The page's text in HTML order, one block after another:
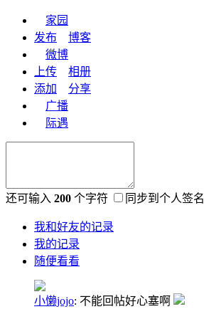
家园
发布
博客
微博
上传
相册
添加
分享
广播
际遇
还可输入 200 个字符 同步到个人签名
我和好友的记录
我的记录
随便看看
小懒jojo: 不能回帖好心塞啊